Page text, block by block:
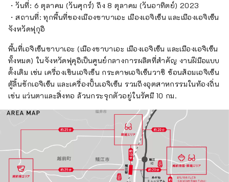
สิ่งใหม่ๆ และเป็นตัวของตัวเองได้ นี่คือสิ่งที่เราตั้ง
เป้าไว้ที่ Craft Invitation จากนี้ไปเพื่อถ่ายทอด
ขึ้น เรานำเสนอประสบการณ์การผลิตพิเศษที่
สามารถพบได้ที่นี่เท่านั้น และคุณสามารถ
เพลิดเพลินได้ทุกเมื่อที่คุณมา
・วันที่: 6 ตุลาคม (วันศุกร์) ถึง 8 ตุลาคม (วันอาทิตย์) 2023
・สถานที่: ทุกพื้นที่ของเมืองซาบาเอะ เมืองเอจิเซ็น และเมืองเอจิเซ็น
จังหวัดฟุกุอิ
พื้นที่เอจิเซ็นซาบาเอะ (เมืองซาบาเอะ เมืองเอจิเซ็น และเมืองเอจิเซ็น
ทั้งหมด) ในจังหวัดฟุคุอิเป็นศูนย์กลางการผลิตที่สำคัญ งานฝีมือแบบ
ดั้งเดิม เช่น เครื่องเขินเอจิเซ็น กระดาษเอจิเซ็นวาชิ ช้อนส้อมเอจิเซ็น
ตู้ลิ้นชักเอจิเซ็น และเครื่องปั้นเอจิเซ็น รวมถึงอุตสาหกรรมในท้องถิ่น
เช่น แว่นตาและสิ่งทอ ล้วนกระจุกตัวอยู่ในรัศมี 10 กม.